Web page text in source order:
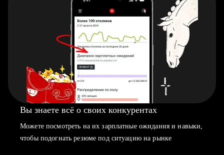
Вы знаете всё о своих конкурентах
Можете посмотреть на их зарплатные ожидания и навыки,
чтобы подогнать резюме под ситуацию на рынке